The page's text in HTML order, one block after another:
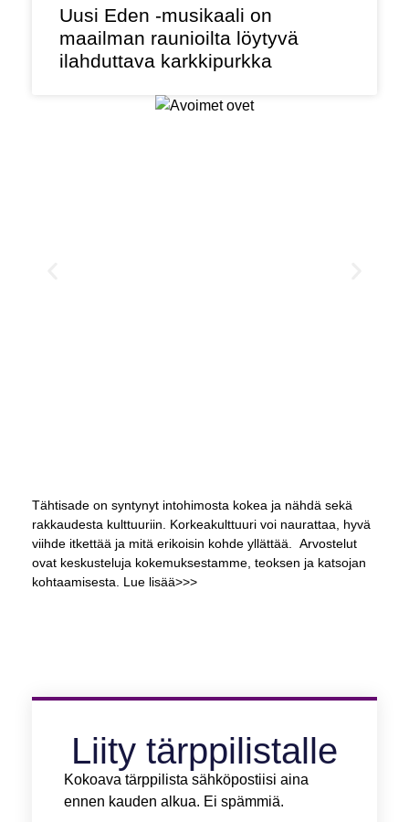
Uusi Eden -musikaali on
maailman raunioilta löytyvä
ilahduttava karkkipurkka
Tähtisade on syntynyt intohimosta kokea ja nähdä sekä
rakkaudesta kulttuuriin. Korkeakulttuuri voi naurattaa, hyvä
viihde itkettää ja mitä erikoisin kohde yllättää. Arvostelut
ovat keskusteluja kokemuksestamme, teoksen ja katsojan
kohtaamisesta. Lue lisää>>>
Liity tärppilistalle
Kokoava tärppilista sähköpostiisi aina
ennen kauden alkua. Ei spämmiä.